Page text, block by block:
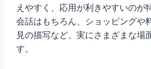
えやすく、応用が利きやすいのが
会話はもちろん、ショッピングや
見の描写など、実にさまざまな場
す。